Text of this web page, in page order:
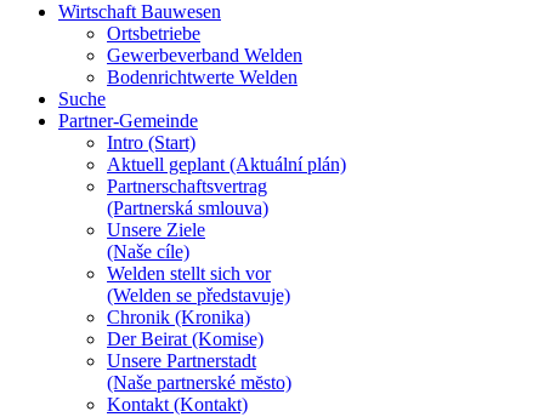
Wirtschaft Bauwesen
Ortsbetriebe
Gewerbeverband Welden
Bodenrichtwerte Welden
Suche
Partner-Gemeinde
Intro (Start)
Aktuell geplant (Aktuální plán)
Partnerschaftsvertrag
(Partnerská smlouva)
Unsere Ziele
(Naše cíle)
Welden stellt sich vor
(Welden se představuje)
Chronik (Kronika)
Der Beirat (Komise)
Unsere Partnerstadt
(Naše partnerské mĕsto)
Kontakt (Kontakt)